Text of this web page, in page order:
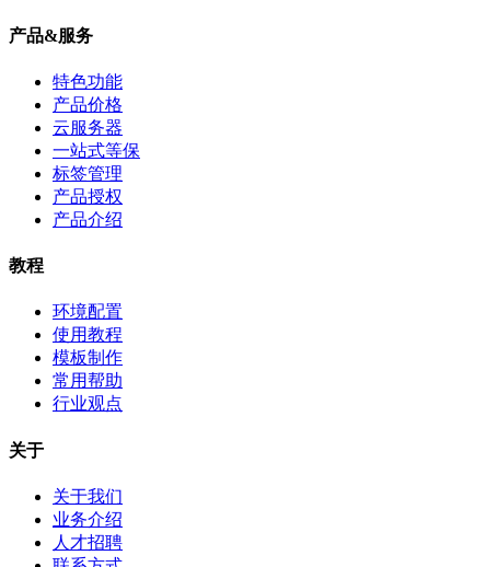
产品&服务
特色功能
产品价格
云服务器
一站式等保
标签管理
产品授权
产品介绍
教程
环境配置
使用教程
模板制作
常用帮助
行业观点
关于
关于我们
业务介绍
人才招聘